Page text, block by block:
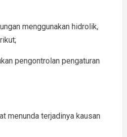
menggunakan hidrolik,
pengontrolan pengaturan
menunda terjadinya kausan